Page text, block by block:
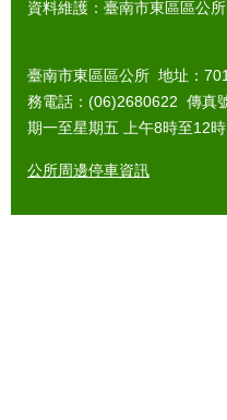
資料維護：臺南市東區區公所
臺南市東區區公所 地址：
務電話：(06)2680622 傳真
期一至星期五 上午8時至12
公所周邊停車資訊